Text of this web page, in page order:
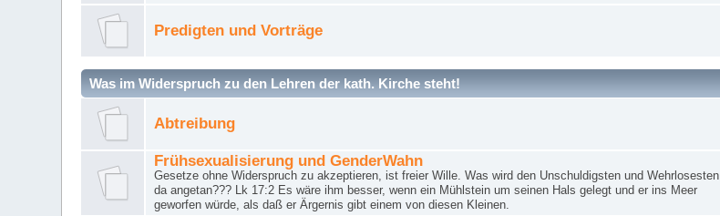
Predigten und Vorträge
Was im Widerspruch zu den Lehren der kath. Kirche steht!
Abtreibung
Frühsexualisierung und GenderWahn
Gesetze ohne Widerspruch zu akzeptieren, ist freier Wille. Was wird den Unschuldigsten und Wehrlosesten
da angetan??? Lk 17:2 Es wäre ihm besser, wenn ein Mühlstein um seinen Hals gelegt und er ins Meer
geworfen würde, als daß er Ärgernis gibt einem von diesen Kleinen.